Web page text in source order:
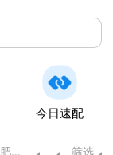
今日速配
肥城市 筛选